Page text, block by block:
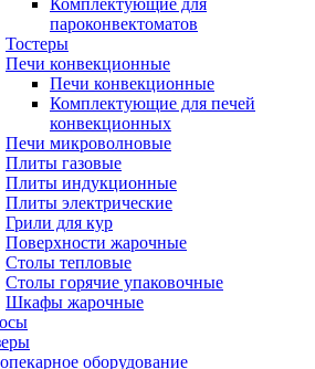
Комплектующие для
пароконвектоматов
Тостеры
Печи конвекционные
Печи конвекционные
Комплектующие для печей
конвекционных
Печи микроволновые
Плиты газовые
Плиты индукционные
Плиты электрические
Грили для кур
Поверхности жарочные
Столы тепловые
Столы горячие упаковочные
Шкафы жарочные
оборудование